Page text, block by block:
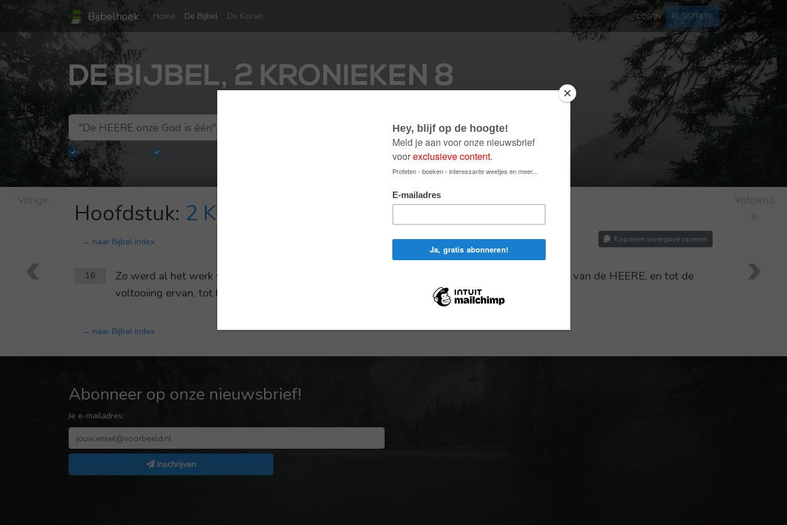
Bijbelhoek Home (current)
De Bijbel De Koran LOG IN REGISTREER
DE BIJBEL, 2 KRONIEKEN 8
Doorzoek Bijbel
Oude Testament
Hoofdstuk: 2 Kronieken 8
← naar Bijbel index Kopieëer weergave openen
16
Zo werd al het werk van Salomo gereedgemaakt tot de dag van de grondvesting van het huis van de HEERE, en tot de
voltooiing ervan, tot het huis van de HEERE gereed was.
← naar Bijbel index
Abonneer op onze nieuwsbrief!
Je e-mailadres:
Inschrijven